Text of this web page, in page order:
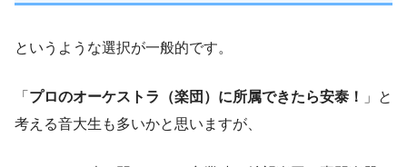
というような選択が一般的です。
「 プロのオーケストラ（楽団）に所属できたら安泰！
」と
考える音大生も多いかと思いますが、